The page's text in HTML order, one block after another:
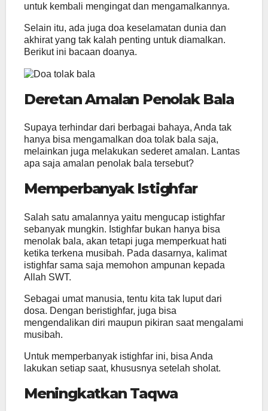
untuk kembali mengingat dan mengamalkannya.
Selain itu, ada juga doa keselamatan dunia dan
akhirat yang tak kalah penting untuk diamalkan.
Berikut ini bacaan doanya.
Deretan Amalan Penolak Bala
Supaya terhindar dari berbagai bahaya, Anda tak
hanya bisa mengamalkan doa tolak bala saja,
melainkan juga melakukan sederet amalan. Lantas
apa saja amalan penolak bala tersebut?
Memperbanyak Istighfar
Salah satu amalannya yaitu mengucap istighfar
sebanyak mungkin. Istighfar bukan hanya bisa
menolak bala, akan tetapi juga memperkuat hati
ketika terkena musibah. Pada dasarnya, kalimat
istighfar sama saja memohon ampunan kepada
Allah SWT.
Sebagai umat manusia, tentu kita tak luput dari
dosa. Dengan beristighfar, juga bisa
mengendalikan diri maupun pikiran saat mengalami
musibah.
Untuk memperbanyak istighfar ini, bisa Anda
lakukan setiap saat, khususnya setelah sholat.
Meningkatkan Taqwa